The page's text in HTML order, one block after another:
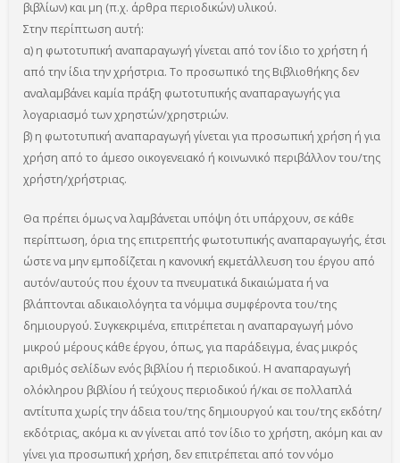
βιβλίων) και μη (π.χ. άρθρα περιοδικών) υλικού.
Στην περίπτωση αυτή:
α) η φωτοτυπική αναπαραγωγή γίνεται από τον ίδιο το χρήστη ή
από την ίδια την χρήστρια. Το προσωπικό της Βιβλιοθήκης δεν
αναλαμβάνει καμία πράξη φωτοτυπικής αναπαραγωγής για
λογαριασμό των χρηστών/χρηστριών.
β) η φωτοτυπική αναπαραγωγή γίνεται για προσωπική χρήση ή για
χρήση από το άμεσο οικογενειακό ή κοινωνικό περιβάλλον του/της
χρήστη/χρήστριας.
Θα πρέπει όμως να λαμβάνεται υπόψη ότι υπάρχουν, σε κάθε
περίπτωση, όρια της επιτρεπτής φωτοτυπικής αναπαραγωγής, έτσι
ώστε να μην εμποδίζεται η κανονική εκμετάλλευση του έργου από
αυτόν/αυτούς που έχουν τα πνευματικά δικαιώματα ή να
βλάπτονται αδικαιολόγητα τα νόμιμα συμφέροντα του/της
δημιουργού. Συγκεκριμένα, επιτρέπεται η αναπαραγωγή μόνο
μικρού μέρους κάθε έργου, όπως, για παράδειγμα, ένας μικρός
αριθμός σελίδων ενός βιβλίου ή περιοδικού. Η αναπαραγωγή
ολόκληρου βιβλίου ή τεύχους περιοδικού ή/και σε πολλαπλά
αντίτυπα χωρίς την άδεια του/της δημιουργού και του/της εκδότη/
εκδότριας, ακόμα κι αν γίνεται από τον ίδιο το χρήστη, ακόμη και αν
γίνει για προσωπική χρήση, δεν επιτρέπεται από τον νόμο